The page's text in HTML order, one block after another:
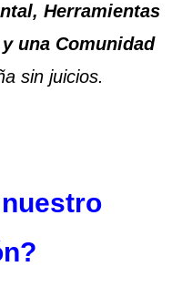
Herramientas
una Comunidad
sin juicios.